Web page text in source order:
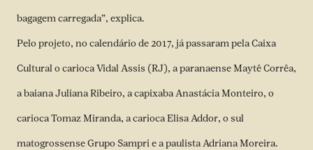
bagagem carregada”, explica.
Pelo projeto, no calendário de 2017, já passaram pela Caixa
Cultural o carioca Vidal Assis (RJ), a paranaense Maytê Corrêa,
a baiana Juliana Ribeiro, a capixaba Anastácia Monteiro, o
carioca Tomaz Miranda, a carioca Elisa Addor, o sul
matogrossense Grupo Sampri e a paulista Adriana Moreira.